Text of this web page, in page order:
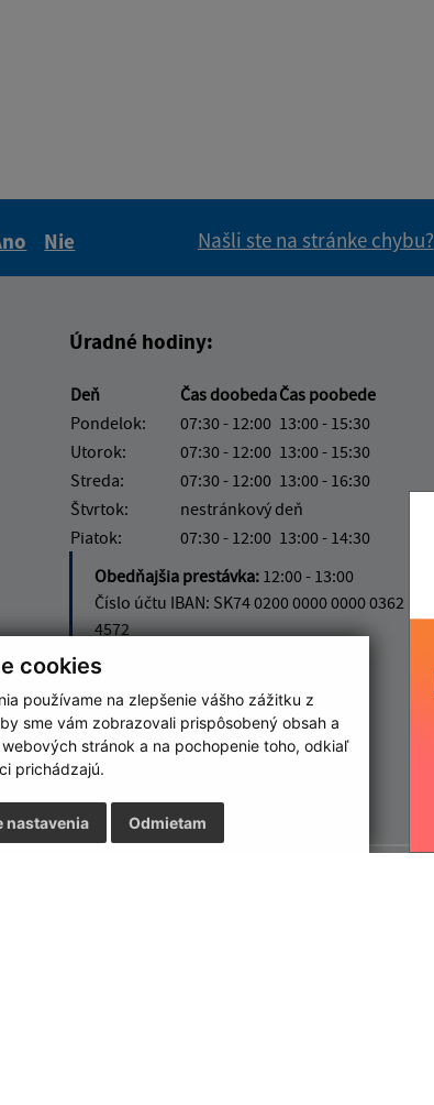
cookies
používame na zlepšenie vášho zážitku z
sme vám zobrazovali prispôsobený obsah a
stránok a na pochopenie toho, odkiaľ
prichádzajú.
Odmietam
nastavenia
Nie
Našli ste na stránke chybu?
reCaptcha Response
Úradné hodiny:
Deň Čas doobedaČas poobede
Pondelok:
07:30 - 12:00 13:00 - 15:30
Utorok:
07:30 - 12:00 13:00 - 15:30
Streda:
07:30 - 12:00 13:00 - 16:30
Štvrtok:
nestránkový deň
Piatok:
07:30 - 12:00 13:00 - 14:30
Obedňajšia prestávka: 12:00 - 13:00
Číslo účtu IBAN: SK74 0200 0000 0000 0362
4572